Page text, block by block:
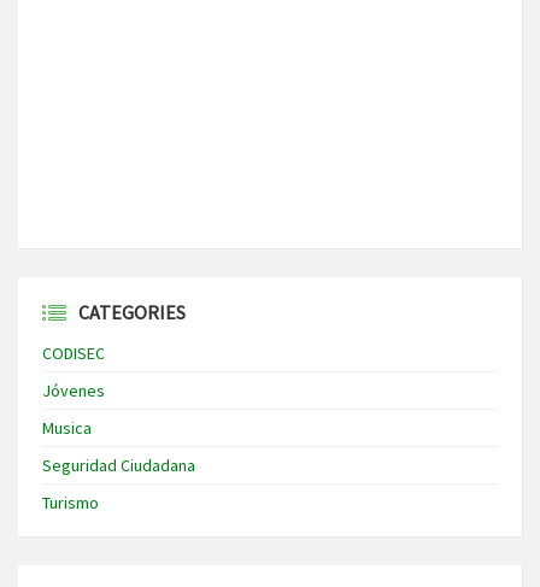
CATEGORIES
CODISEC
Jóvenes
Musica
Seguridad Ciudadana
Turismo